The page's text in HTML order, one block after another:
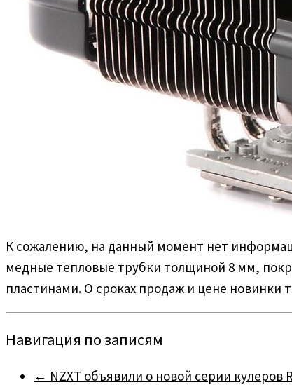
К сожалению, на данный момент нет
медные тепловые трубки толщиной 8 мм,
пластинами. О сроках продаж и цене
Навигация по записям
← NZXT объявили о новой серии кулеров